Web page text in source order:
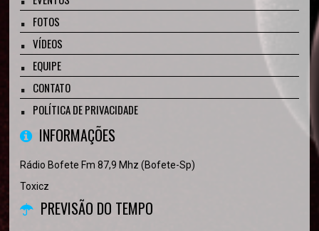
FOTOS
VÍDEOS
EQUIPE
CONTATO
POLÍTICA DE PRIVACIDADE
INFORMAÇÕES
Rádio Bofete Fm 87,9 Mhz (Bofete-Sp)
Toxicz
PREVISÃO DO TEMPO